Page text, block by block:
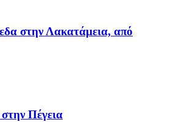
στην Λακατάμεια, από
Πέγεια